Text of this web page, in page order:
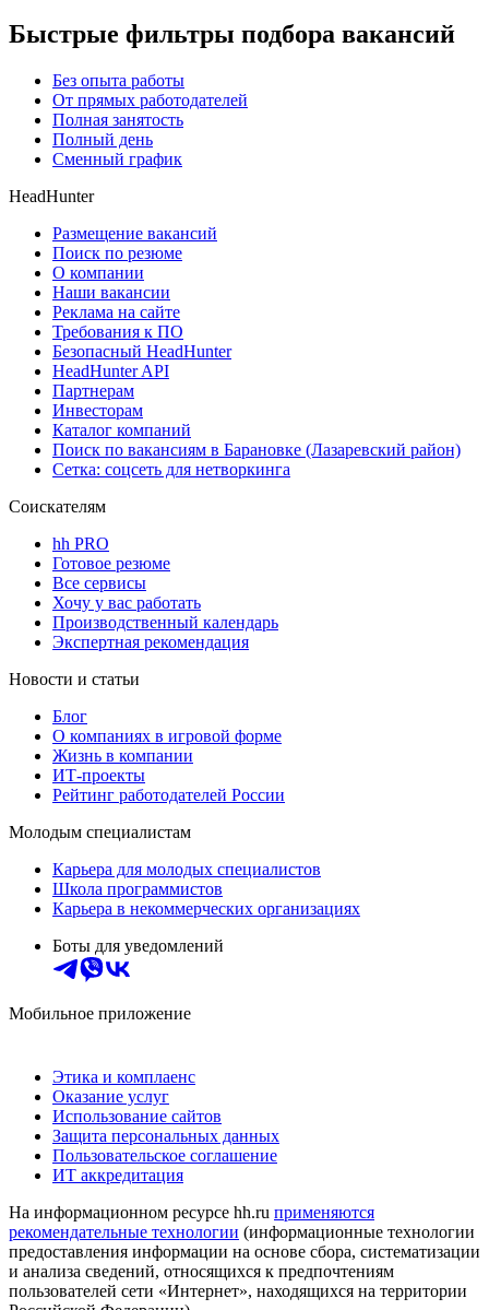
Быстрые фильтры подбора вакансий
Без опыта работы
От прямых работодателей
Полная занятость
Полный день
Сменный график
HeadHunter
Размещение вакансий
Поиск по резюме
О компании
Наши вакансии
Реклама на сайте
Требования к ПО
Безопасный HeadHunter
HeadHunter API
Партнерам
Инвесторам
Каталог компаний
Поиск по вакансиям в Барановке (Лазаревский район)
Сетка: соцсеть для нетворкинга
Соискателям
hh PRO
Готовое резюме
Все сервисы
Хочу у вас работать
Производственный календарь
Экспертная рекомендация
Новости и статьи
Блог
О компаниях в игровой форме
Жизнь в компании
ИТ-проекты
Рейтинг работодателей России
Молодым специалистам
Карьера для молодых специалистов
Школа программистов
Карьера в некоммерческих организациях
Боты для уведомлений
Мобильное приложение
Этика и комплаенс
Оказание услуг
Использование сайтов
Защита персональных данных
Пользовательское соглашение
ИТ аккредитация
На информационном ресурсе hh.ru применяются
рекомендательные технологии (информационные технологии
предоставления информации на основе сбора, систематизации
и анализа сведений, относящихся к предпочтениям
пользователей сети «Интернет», находящихся на территории